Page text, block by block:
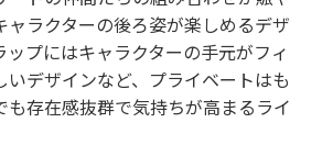
ャラクターの後ろ姿が楽しめるデザ
プにはキャラクターの手元がフィ
いデザインなど、プライベートはも
も存在感抜群で気持ちが高まるライ